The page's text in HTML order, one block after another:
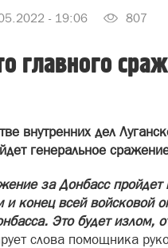
- 19:06 807
главного
внутренних дел
генеральное
за Донбасс
и конец всей войсковой
Это будет излом,
слова помощника